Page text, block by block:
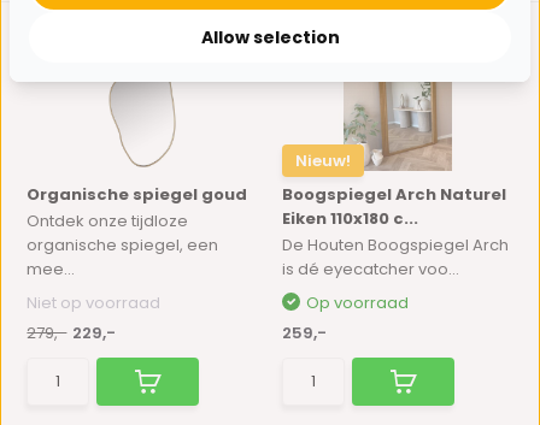
Organische spiegel goud
Ontdek onze tijdloze
organische spiegel, een
mee...
Niet op voorraad
279,- 229,-
Nieuw!
Boogspiegel Arch Naturel
Eiken 110x180 c...
De Houten Boogspiegel Arch
is dé eyecatcher voo...
Op voorraad
259,-
Allow selection